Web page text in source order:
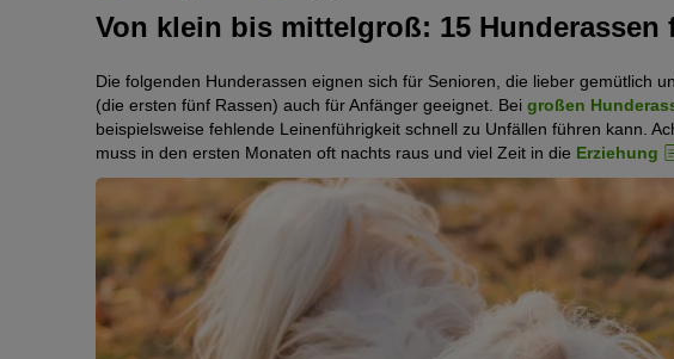
Von klein bis mittelgroß: 15 Hunderassen
Die folgenden Hunderassen eignen sich für Senioren, die lieber gemütlich
(die ersten fünf Rassen) auch für Anfänger geeignet. Bei großen
beispielsweise fehlende Leinenführigkeit schnell zu Unfällen führen kann.
muss in den ersten Monaten oft nachts raus und viel Zeit in die Erziehung